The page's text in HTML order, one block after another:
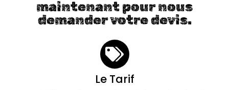
maintenant pour nous
demander votre devis.
Le Tarif